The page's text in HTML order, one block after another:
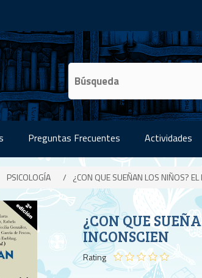
Preguntas Frecuentes Actividades
PSICOLOGÍA / ¿CON QUE SUEÑAN LOS NIÑOS? EL
¿CON QUE
INCONSCIEN
Rating